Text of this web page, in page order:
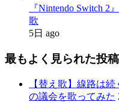
『Nintendo Switch 2
歌
5日 ago
最もよく見られた投稿
【替え歌】線路は
の議会を歌ってみた